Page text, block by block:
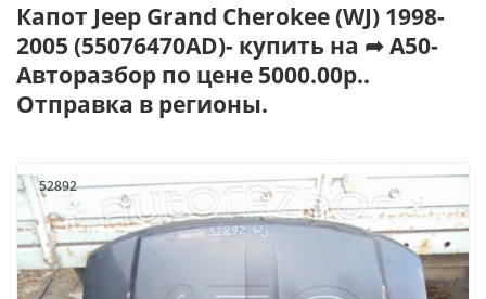
Капот Jeep Grand Cherokee (WJ) 1998-
2005 (55076470AD)- купить на ➦ А50-
Авторазбор по цене 5000.00р..
Отправка в регионы.
52892